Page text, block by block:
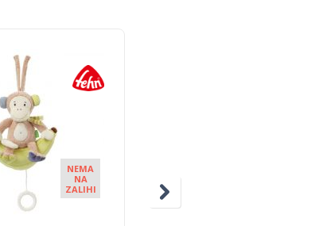
NEMA
NA
ZALIHI